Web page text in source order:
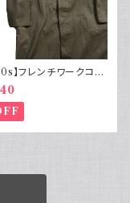
】フレンチワークコー
コート フレンチヴィン